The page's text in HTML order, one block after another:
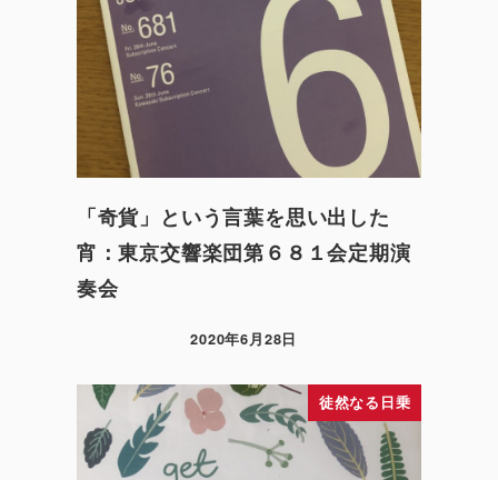
「奇貨」という言葉を思い出した
宵：東京交響楽団第６８１会定期演
奏会
2020年6月28日
徒然なる日乗